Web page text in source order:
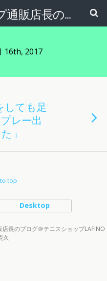
テニスショップ通販店長のブログ＠テニスショップLAFINO 西山克久
16th, 2017
しても足
レー出
」
top
Desktop
長のブログ＠テニスショップLAFINO
久